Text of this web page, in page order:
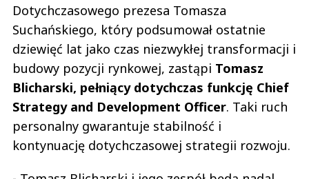
Dotychczasowego prezesa Tomasza
Suchańskiego, który podsumował ostatnie
dziewięć lat jako czas niezwykłej transformacji i
budowy pozycji rynkowej, zastąpi Tomasz
Blicharski, pełniący dotychczas funkcję Chief
Strategy and Development Officer. Taki ruch
personalny gwarantuje stabilność i
kontynuację dotychczasowej strategii rozwoju.